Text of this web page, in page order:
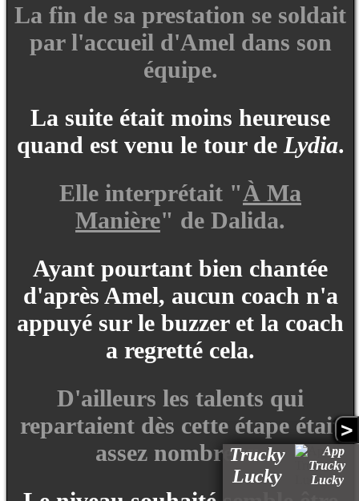
>
Trucky
Lucky
La fin de sa prestation se soldait
par l'accueil d'Amel dans son
équipe.
La suite était moins heureuse
quand est venu le tour de Lydia.
Elle interprétait "À Ma
Manière" de Dalida.
Ayant pourtant bien chantée
d'après Amel, aucun coach n'a
appuyé sur le buzzer et la coach
a regretté cela.
D'ailleurs les talents qui
repartaient dès cette étape était
assez nombreux.